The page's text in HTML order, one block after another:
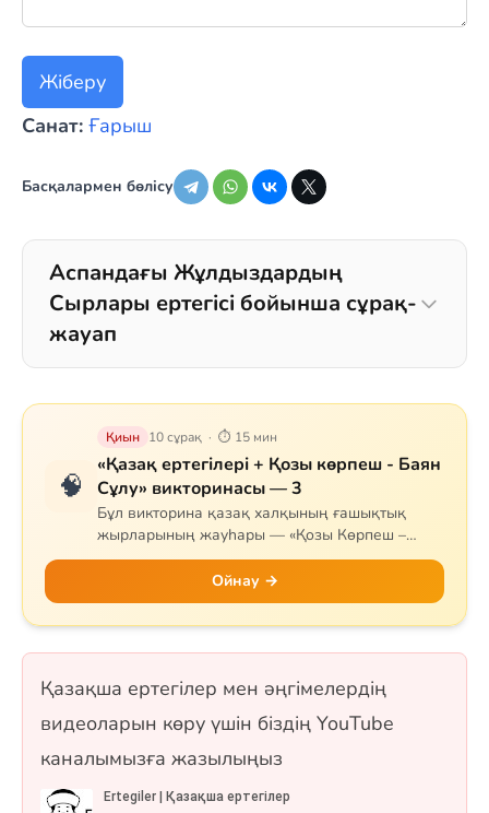
Жіберу
Санат: Ғарыш
Басқалармен бөлісу
Аспандағы Жұлдыздардың
Сырлары ертегісі бойынша сұрақ-
жауап
🧠
Қиын 10 сұрақ · ⏱ 15 мин
«Қазақ ертегілері + Қозы көрпеш - Баян
Сұлу» викторинасы — 3
Бұл викторина қазақ халқының ғашықтық
жырларының жауһары — «Қозы Көрпеш –
Баян Сұлу» дастанына арналған. Сұрақтар
жырдың тарихын, негізгі кейіпкерлерін (Қозы,
Баян, Қодар, Қарабай, Сарыбай), оқиғаның
дамуын және тарихи мұрасын қамтиды.
таңдауды және рас/жалған форматтарында.
Ойнау →
Қазақша ертегілер мен әңгімелердің
видеоларын көру үшін біздің YouTube
каналымызға жазылыңыз